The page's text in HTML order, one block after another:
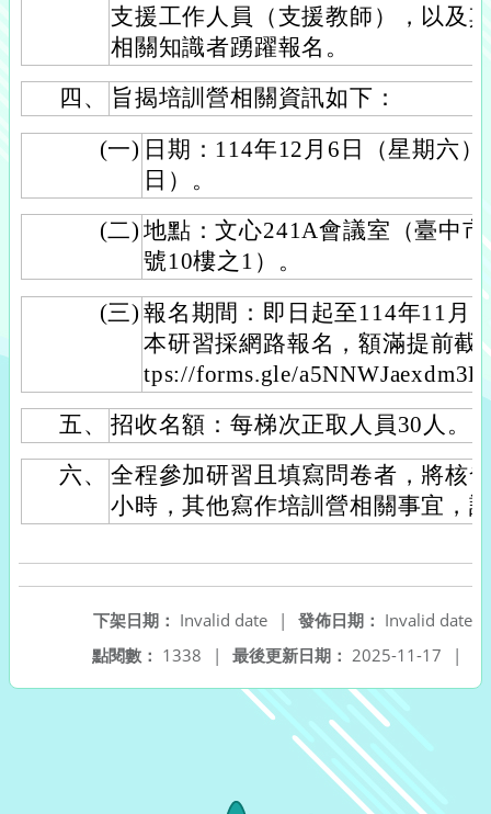
支援工作人員（支援教師），以及
相關知識者踴躍報名。
四、
旨揭培訓營相關資訊如下：
(一) 日期：114年12月6日（星期六
日）。
(二) 地點：文心241A會議室（臺中
號10樓之1）。
(三) 報名期間：即日起至114年11月
本研習採網路報名，額滿提前截
tps://forms.gle/
五、
招收名額：每梯次正取人員30人。
六、
全程參加研習且填寫問卷者，將核
小時，其他寫作培訓營相關事宜，
發佈日期： Invalid date
下架日期： Invalid date
|
最後更新日期： 2025-11-17 |
點閱數： 1338 |